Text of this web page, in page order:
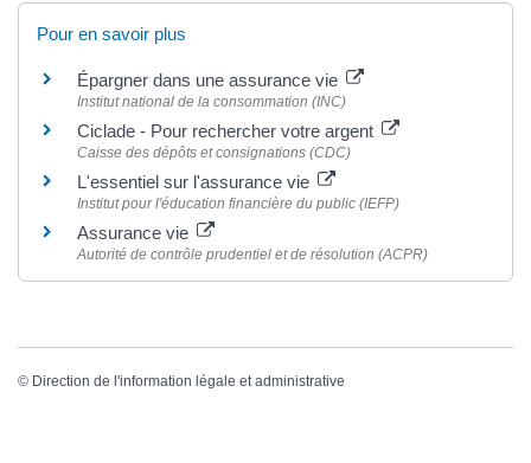
Pour en savoir plus
Épargner dans une assurance vie
Institut national de la consommation (INC)
Ciclade - Pour rechercher votre argent
Caisse des dépôts et consignations (CDC)
L'essentiel sur l'assurance vie
Institut pour l'éducation financière du public (IEFP)
Assurance vie
Autorité de contrôle prudentiel et de résolution (ACPR)
© Direction de l'information légale et administrative